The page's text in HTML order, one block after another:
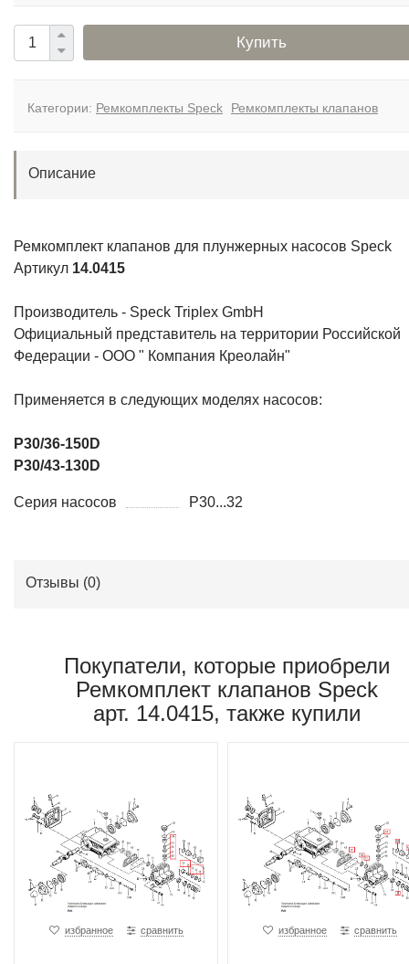
Купить
Категории: Ремкомплекты Speck Ремкомплекты клапанов
Описание
Ремкомплект клапанов для плунжерных насосов Speck
Артикул 14.0415
Производитель - Speck Triplex GmbH
Официальный представитель на территории Российской
Федерации - ООО " Компания Креолайн"
Применяется в следующих моделях насосов:
P30/36-150D
P30/43-130D
Серия насосов P30...32
Отзывы (0)
Покупатели, которые приобрели
Ремкомплект клапанов Speck
арт. 14.0415, также купили
избранное сравнить избранное сравнить